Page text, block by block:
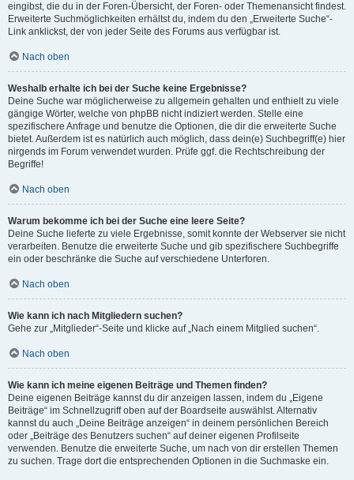
eingibst, die du in der Foren-Übersicht, der Foren- oder Themenansicht findest.
Erweiterte Suchmöglichkeiten erhältst du, indem du den „Erweiterte Suche“-
Link anklickst, der von jeder Seite des Forums aus verfügbar ist.
Nach oben
Weshalb erhalte ich bei der Suche keine Ergebnisse?
Deine Suche war möglicherweise zu allgemein gehalten und enthielt zu viele
gängige Wörter, welche von phpBB nicht indiziert werden. Stelle eine
spezifischere Anfrage und benutze die Optionen, die dir die erweiterte Suche
bietet. Außerdem ist es natürlich auch möglich, dass dein(e) Suchbegriff(e) hier
nirgends im Forum verwendet wurden. Prüfe ggf. die Rechtschreibung der
Begriffe!
Nach oben
Warum bekomme ich bei der Suche eine leere Seite?
Deine Suche lieferte zu viele Ergebnisse, somit konnte der Webserver sie nicht
verarbeiten. Benutze die erweiterte Suche und gib spezifischere Suchbegriffe
ein oder beschränke die Suche auf verschiedene Unterforen.
Nach oben
Wie kann ich nach Mitgliedern suchen?
Gehe zur „Mitglieder“-Seite und klicke auf „Nach einem Mitglied suchen“.
Nach oben
Wie kann ich meine eigenen Beiträge und Themen finden?
Deine eigenen Beiträge kannst du dir anzeigen lassen, indem du „Eigene
Beiträge“ im Schnellzugriff oben auf der Boardseite auswählst. Alternativ
kannst du auch „Deine Beiträge anzeigen“ in deinem persönlichen Bereich
oder „Beiträge des Benutzers suchen“ auf deiner eigenen Profilseite
verwenden. Benutze die erweiterte Suche, um nach von dir erstellen Themen
zu suchen. Trage dort die entsprechenden Optionen in die Suchmaske ein.